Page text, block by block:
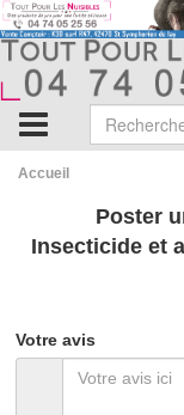
Accueil
Poster
Insecticide et
Votre avis